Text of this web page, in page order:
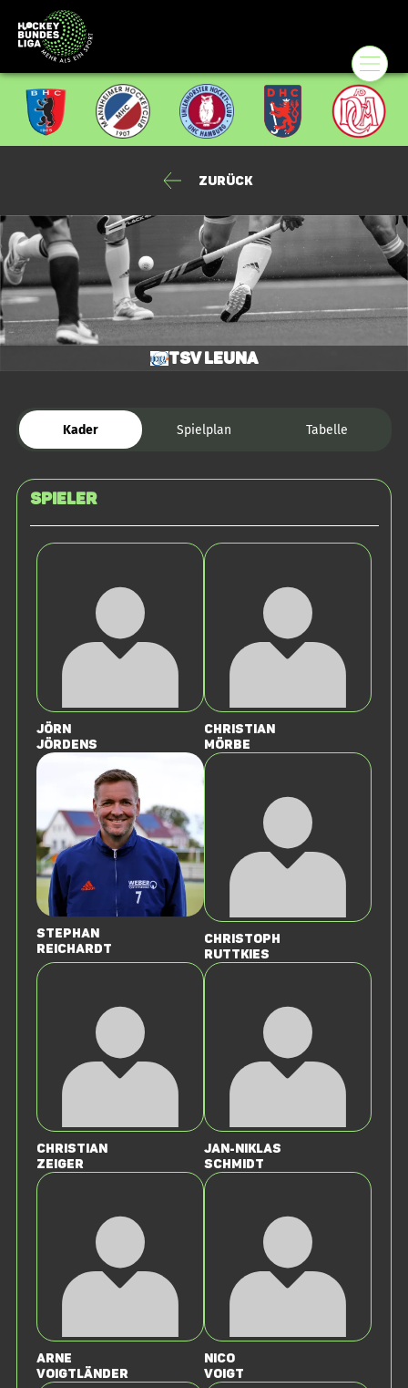
Zurück
TSV Leuna
Kader Spielplan Tabelle
Spieler
Jörn
Jördens
Christian
Mörbe
Stephan
Reichardt
Christoph
Ruttkies
Christian
Zeiger
Jan-Niklas
Schmidt
Arne
Voigtländer
Nico
Voigt